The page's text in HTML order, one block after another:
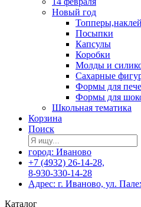
Новый год
Посыпки
Капсулы
Коробки
Молды и
Сахарные
Формы для
Формы для
Школьная тематика
Корзина
Поиск
город: Иваново
+7 (4932) 26-14-28,
8-930-330-14-28
Адрес: г. Иваново, ул.
Каталог